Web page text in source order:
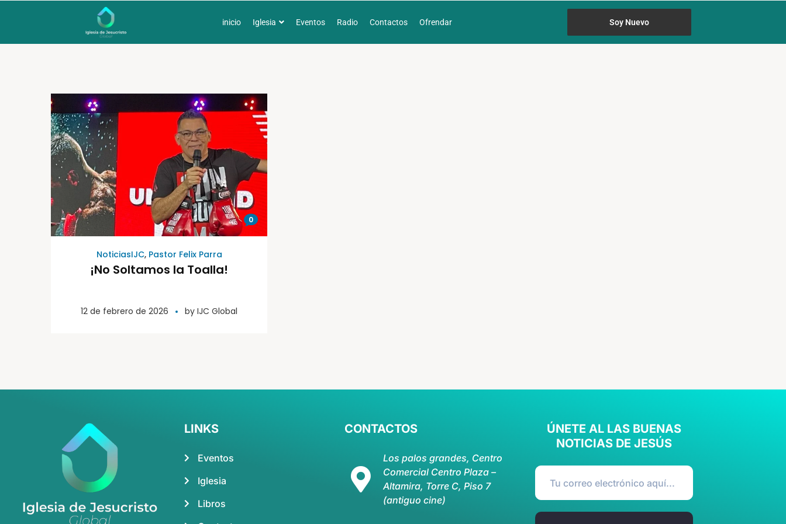
inicio Iglesia Eventos Radio Contactos Ofrendar Soy Nuevo
0
NoticiasIJC, Pastor Felix Parra
¡No Soltamos la Toalla!
12 de febrero de 2026 by IJC Global
LINKS
Eventos
Iglesia
Libros
CONTACTOS
Los palos grandes, Centro
Comercial Centro Plaza –
Altamira, Torre C, Piso 7
(antiguo cine)
ÚNETE AL LAS BUENAS
NOTICIAS DE JESÚS